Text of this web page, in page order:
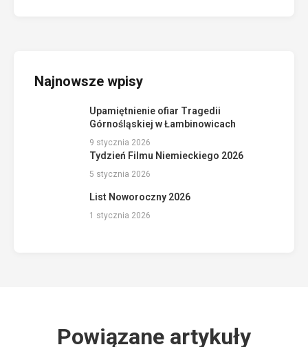
Najnowsze wpisy
Upamiętnienie ofiar Tragedii
Górnośląskiej w Łambinowicach
9 stycznia 2026
Tydzień Filmu Niemieckiego 2026
5 stycznia 2026
List Noworoczny 2026
1 stycznia 2026
Powiązane artykuły